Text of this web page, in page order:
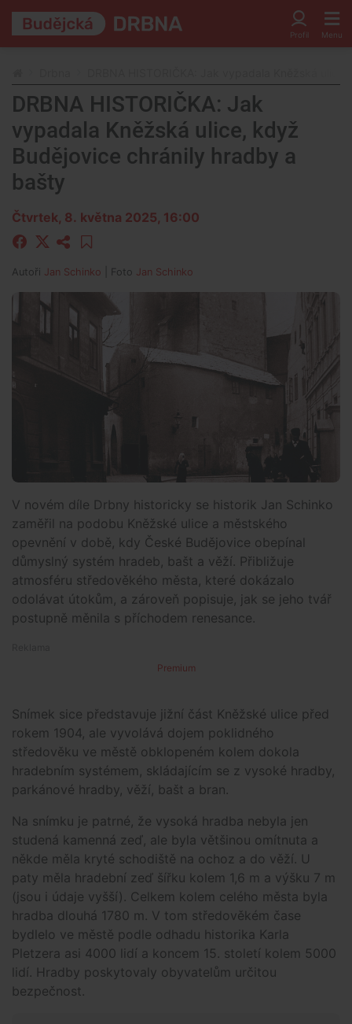
DRBNA HISTORIČKA: Jak
vypadala Kněžská ulice, když
Budějovice chránily hradby a
bašty
Čtvrtek, 8. května 2025, 16:00
Autoři Jan Schinko | Foto Jan Schinko
V novém díle Drbny historicky se historik Jan Schinko
zaměřil na podobu Kněžské ulice a městského
opevnění v době, kdy České Budějovice obepínal
důmyslný systém hradeb, bašt a věží. Přibližuje
atmosféru středověkého města, které dokázalo
odolávat útokům, a zároveň popisuje, jak se jeho tvář
postupně měnila s příchodem renesance.
Premium
Snímek sice představuje jižní část Kněžské ulice před
rokem 1904, ale vyvolává dojem poklidného
středověku ve městě obklopeném kolem dokola
hradebním systémem, skládajícím se z vysoké hradby,
parkánové hradby, věží, bašt a bran.
Na snímku je patrné, že vysoká hradba nebyla jen
studená kamenná zeď, ale byla většinou omítnuta a
někde měla kryté schodiště na ochoz a do věží. U
paty měla hradební zeď šířku kolem 1,6 m a výšku 7 m
(jsou i údaje vyšší). Celkem kolem celého města byla
hradba dlouhá 1780 m. V tom středověkém čase
bydlelo ve městě podle odhadu historika Karla
Pletzera asi 4000 lidí a koncem 15. století kolem 5000
lidí. Hradby poskytovaly obyvatelům určitou
bezpečnost.